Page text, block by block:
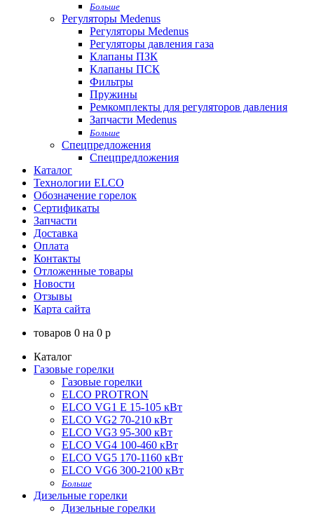
Больше
Регуляторы Medenus
Регуляторы Medenus
Регуляторы давления газа
Клапаны ПЗК
Клапаны ПСК
Фильтры
Пружины
Ремкомплекты для регуляторов давления
Запчасти Medenus
Больше
Спецпредложения
Спецпредложения
Каталог
Технологии ELCO
Обозначение горелок
Сертификаты
Запчасти
Доставка
Оплата
Контакты
Отложенные товары
Новости
Отзывы
Карта сайта
товаров 0 на 0 p
Каталог
Газовые горелки
Газовые горелки
ELCO PROTRON
ELCO VG1 E 15-105 кВт
ELCO VG2 70-210 кВт
ELCO VG3 95-300 кВт
ELCO VG4 100-460 кВт
ELCO VG5 170-1160 кВт
ELCO VG6 300-2100 кВт
Больше
Дизельные горелки
Дизельные горелки